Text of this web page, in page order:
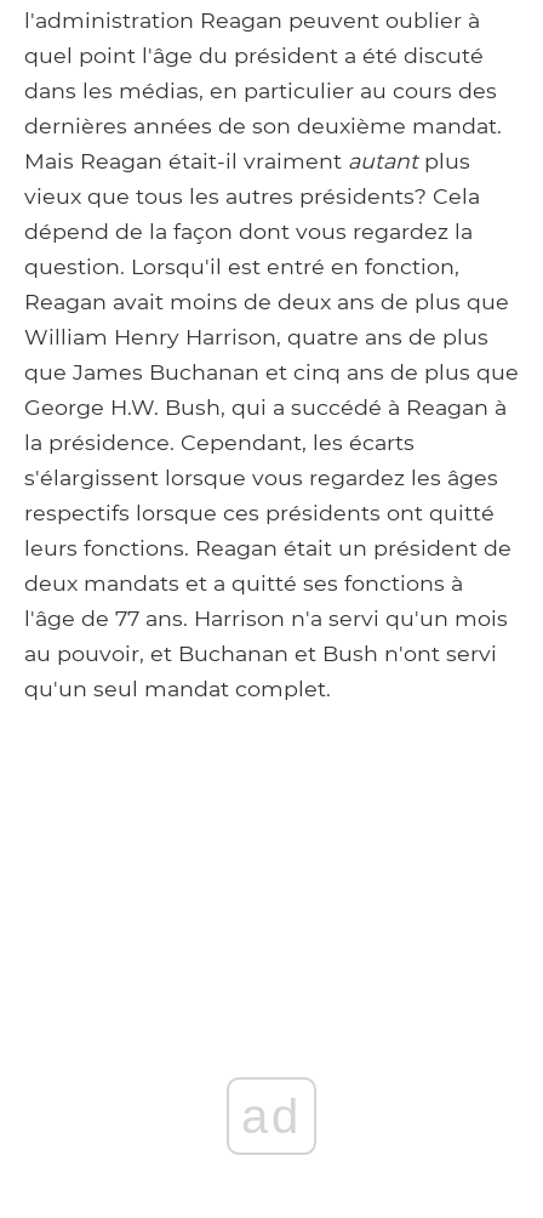
l'administration Reagan peuvent oublier à
quel point l'âge du président a été discuté
dans les médias, en particulier au cours des
dernières années de son deuxième mandat.
Mais Reagan était-il vraiment autantplus
vieux que tous les autres présidents? Cela
dépend de la façon dont vous regardez la
question. Lorsqu'il est entré en fonction,
Reagan avait moins de deux ans de plus que
William Henry Harrison, quatre ans de plus
que James Buchanan et cinq ans de plus que
George H.W. Bush, qui a succédé à Reagan à
la présidence. Cependant, les écarts
s'élargissent lorsque vous regardez les âges
respectifs lorsque ces présidents ont quitté
leurs fonctions. Reagan était un président de
deux mandats et a quitté ses fonctions à
l'âge de 77 ans. Harrison n'a servi qu'un mois
au pouvoir, et Buchanan et Bush n'ont servi
qu'un seul mandat complet.
ad